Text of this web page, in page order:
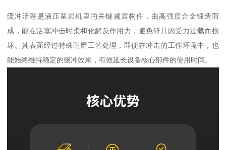
缓冲活塞是液压凿岩机里的关键减震构件，由高强度合金锻造而
成，能在活塞冲击时柔和化解反作用力，避免钎具因受力过载而损
坏。其表面经过特殊耐磨工艺处理，即便在冲击的工作环境中，也
能始终维持稳定的缓冲效果，有效延长设备核心部件的使用时间。